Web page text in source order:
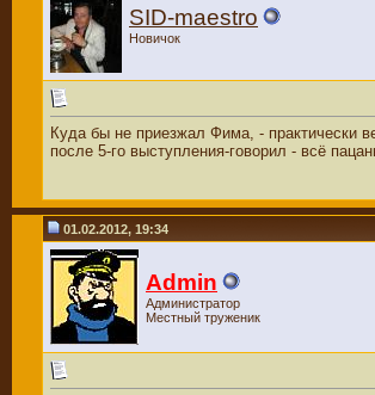
SID-maestro
Новичок
Куда бы не приезжал Фима, - практически
после 5-го выступления-говорил - всё
01.02.2012, 19:34
Admin
Администратор
Местный труженик